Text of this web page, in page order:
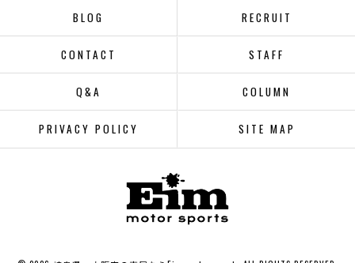
BLOG RECRUIT
CONTACT STAFF
Q&A COLUMN
PRIVACY POLICY SITE MAP